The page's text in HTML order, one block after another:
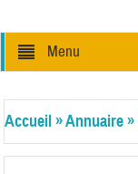
Menu
Accueil»Annuaire»